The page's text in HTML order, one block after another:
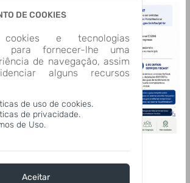
DE COOKIES
cookies e tecnologias
para fornecer-lhe uma
de navegação, assim
alguns recursos
de uso de cookies.
de privacidade.
de Uso.
Aceitar